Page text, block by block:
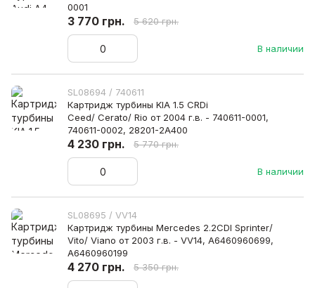
0001
В наличии
3 770 грн. 5 620 грн.
SL08694 / 740611
Картридж турбины KIA 1.5 CRDi
Ceed/ Cerato/ Rio от 2004 г.в. - 740611-0001,
740611-0002, 28201-2A400
В наличии
4 230 грн. 5 770 грн.
SL08695 / VV14
Картридж турбины Mercedes 2.2CDI Sprinter/
Vito/ Viano от 2003 г.в. - VV14, A6460960699,
A6460960199
4 270 грн. 5 350 грн.